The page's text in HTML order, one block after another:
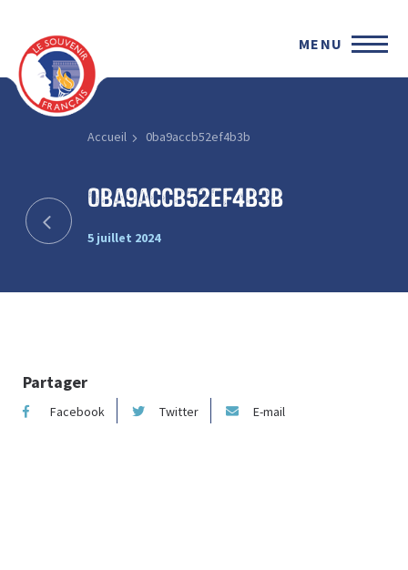
MENU
Accueil 0ba9accb52ef4b3b
0ba9accb52ef4b3b
5 juillet 2024
Partager
Facebook Twitter E-mail